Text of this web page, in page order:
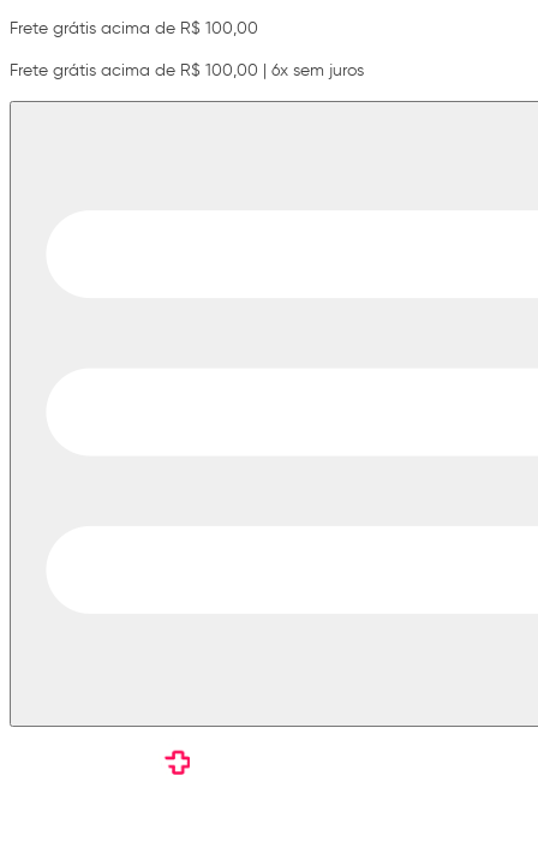
Frete grátis acima de R$ 100,00
Frete grátis acima de R$ 100,00 | 6x sem juros